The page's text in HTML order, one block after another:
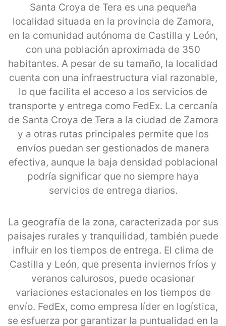
Santa Croya de Tera es una pequeña
localidad situada en la provincia de Zamora,
en la comunidad autónoma de Castilla y León,
con una población aproximada de 350
habitantes. A pesar de su tamaño, la localidad
cuenta con una infraestructura vial razonable,
lo que facilita el acceso a los servicios de
transporte y entrega como FedEx. La cercanía
de Santa Croya de Tera a la ciudad de Zamora
y a otras rutas principales permite que los
envíos puedan ser gestionados de manera
efectiva, aunque la baja densidad poblacional
podría significar que no siempre haya
servicios de entrega diarios.
La geografía de la zona, caracterizada por sus
paisajes rurales y tranquilidad, también puede
influir en los tiempos de entrega. El clima de
Castilla y León, que presenta inviernos fríos y
veranos calurosos, puede ocasionar
variaciones estacionales en los tiempos de
envío. FedEx, como empresa líder en logística,
se esfuerza por garantizar la puntualidad en la